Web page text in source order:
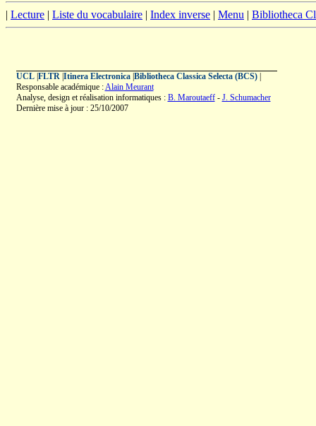
| Lecture | Liste du vocabulaire | Index inverse | Menu | Bibliotheca
UCL| FLTR| Itinera Electronica| Bibliotheca Classica Selecta (BCS)|
Responsable académique :Alain Meurant
Analyse, design et réalisation informatiques : B. Maroutaeff- J. Schumacher
Dernière mise à jour : 25/10/2007